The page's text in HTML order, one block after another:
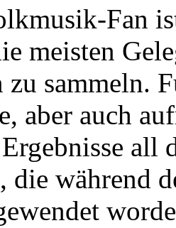
Fan
meisten
zu sammeln.
aber auch
all
die während